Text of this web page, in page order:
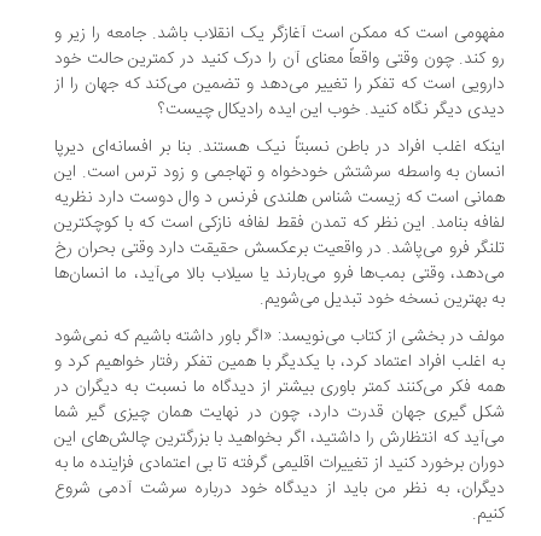
است که ممکن است آغازگر یک انقلاب باشد. جامعه را زیر و
کند. چون وقتی واقعاً معنای آن را درک کنید در کمترین حالت خود
است که تفکر را تغییر می‌دهد و تضمین می‌کند که جهان را از
دیگر نگاه کنید. خوب این ایده رادیکال چیست؟
اغلب افراد در باطن نسبتاً نیک هستند. بنا بر افسانه‌ای دیرپا
به واسطه سرشتش خودخواه و تهاجمی و زود ترس است. این
است که زیست شناس هلندی فرنس د وال دوست دارد نظریه
بنامد. این نظر که تمدن فقط لفافه نازکی است که با کوچکترین
فرو می‌پاشد. در واقعیت برعکسش حقیقت دارد وقتی بحران رخ
وقتی بمب‌ها فرو می‌بارند یا سیلاب بالا می‌آید، ما انسان‌ها
بهترین نسخه خود تبدیل می‌شویم.
در بخشی از کتاب می‌نویسد: «اگر باور داشته باشیم که نمی‌شود
اغلب افراد اعتماد کرد، با یکدیگر با همین تفکر رفتار خواهیم کرد و
فکر می‌کنند کمتر باوری بیشتر از دیدگاه ما نسبت به دیگران در
گیری جهان قدرت دارد، چون در نهایت همان چیزی گیر شما
که انتظارش را داشتید، اگر بخواهید با بزرگترین چالش‌های این
برخورد کنید از تغییرات اقلیمی گرفته تا بی اعتمادی فزاینده ما به
به نظر من باید از دیدگاه خود درباره سرشت آدمی شروع